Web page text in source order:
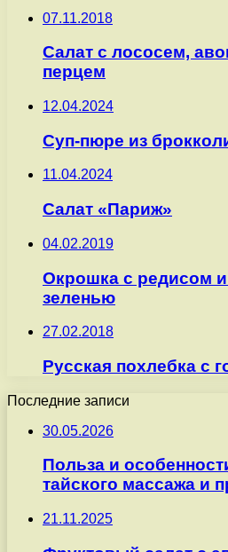
07.11.2018
Салат с лососем,
перцем
12.04.2024
Суп-пюре из
11.04.2024
Салат «Париж»
04.02.2019
Окрошка с редисом
зеленью
27.02.2018
Русская похлебка с
Последние записи
30.05.2026
Польза и
тайского массажа и
21.11.2025